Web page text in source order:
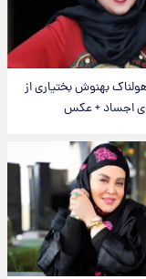
بهنوش بختیاری از
اجساد + عکس